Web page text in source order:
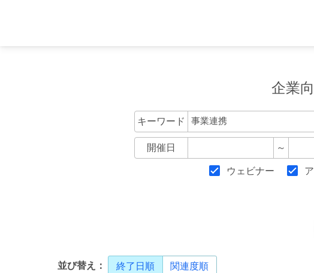
企業
キーワード
開催日 ～
ウェビナー
並び替え： 終了日順 関連度順